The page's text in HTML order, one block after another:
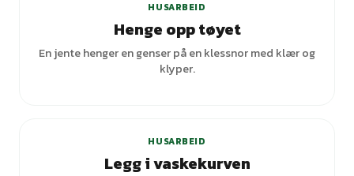
HUSARBEID
Henge opp tøyet
En jente henger en genser på en klessnor med klær og
klyper.
HUSARBEID
Legg i vaskekurven